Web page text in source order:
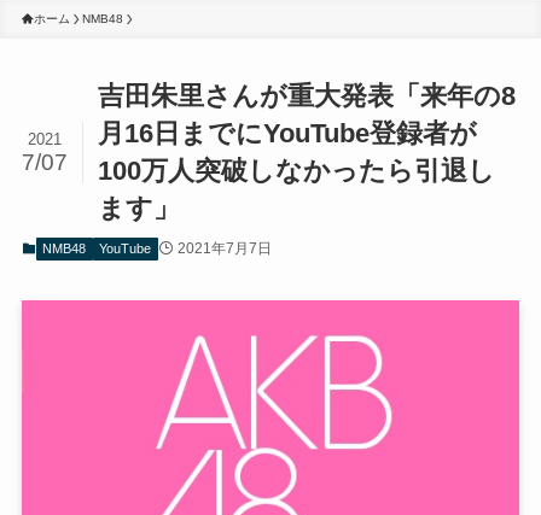
ホーム NMB48
吉田朱里さんが重大発表「来年の8
月16日までにYouTube登録者が
100万人突破しなかったら引退し
ます」
2021
7/07
NMB48 YouTube 2021年7月7日